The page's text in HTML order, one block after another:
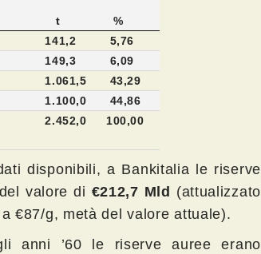
t
%
141,2
5,76
149,3
6,09
1.061,5
43,29
1.100,0
44,86
2.452,0 100,00
disponibili, a Bankitalia le riserve
valore di €212,7 Mld (attualizzato
€87/g, metà del valore attuale).
anni ’60 le riserve auree erano